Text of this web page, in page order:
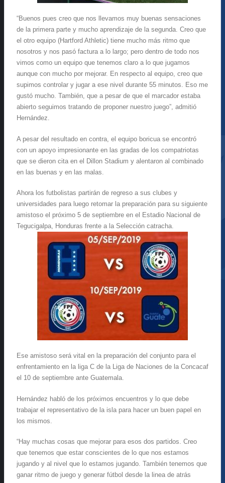
“Buenos pues creo que nos llevamos muy buenas sensaciones
de la primera parte y mucho aprendizaje de la segunda. Creo que
el otro equipo (Hartford Athletic) tiene mucho más ritmo que
nosotros y nos pasó factura a lo largo; pero dentro de todo nos
vimos como un equipo que tenemos claro a lo que jugamos
aunque con mucho por mejorar. En respecto al equipo, creo que
supimos controlar y jugar a ese nivel durante 55 minutos. Eso me
gustó mucho. También, que a pesar de que el marcador estaba
abierto seguimos tratando de proponer nuestro juego”, admitió
Hernández.
A pesar del resultado en contra, el equipo boricua se encontró
con un apoyo impresionante en las gradas de los compatriotas
que se dieron cita en el Dillon Stadium y alentaron al combinado
en las buenas y en las malas.
Ahora los futbolistas partirán de regreso a sus clubes y
universidades para luego retomar la preparación para su siguiente
amistoso el próximo 5 de septiembre en el Estadio Nacional de
Tegucigalpa, Honduras frente a la Selección catracha.
Ese amistoso será vital en la preparación del conjunto para el
enfrentamiento en la liga C de la Liga de Naciones de la Concacaf
el 10 de septiembre ante Guatemala.
Hernández habló de los próximos encuentros y lo que debe
trabajar el representativo de la isla para hacer un buen papel en
los mismos.
“Hay muchas cosas que mejorar para esos dos partidos. Creo
que tenemos que estar conscientes de lo que nos estamos
jugando y al nivel que lo estamos jugando. También tenemos que
ganar ritmo de juego y generar fútbol desde la linea de atrás